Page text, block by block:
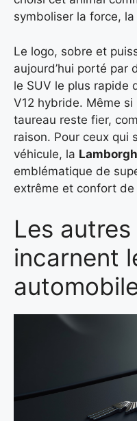
symboliser la force,
Le logo, sobre et
aujourd’hui porté par
le SUV le plus rapide
V12 hybride. Même
taureau reste fier,
raison. Pour ceux qui
véhicule, la
emblématique de
extrême et confort de
Les
incarnent